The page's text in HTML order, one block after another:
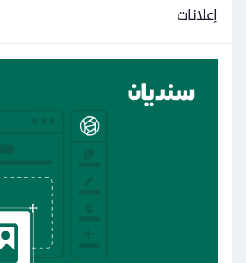
إعلانات